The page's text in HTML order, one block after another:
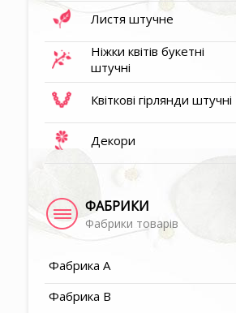
Листя штучне
Ніжки квітів букетні
штучні
Квіткові гірлянди штучні
Декори
ФАБРИКИ
Фабрики товарів
Фабрика A
Фабрика B